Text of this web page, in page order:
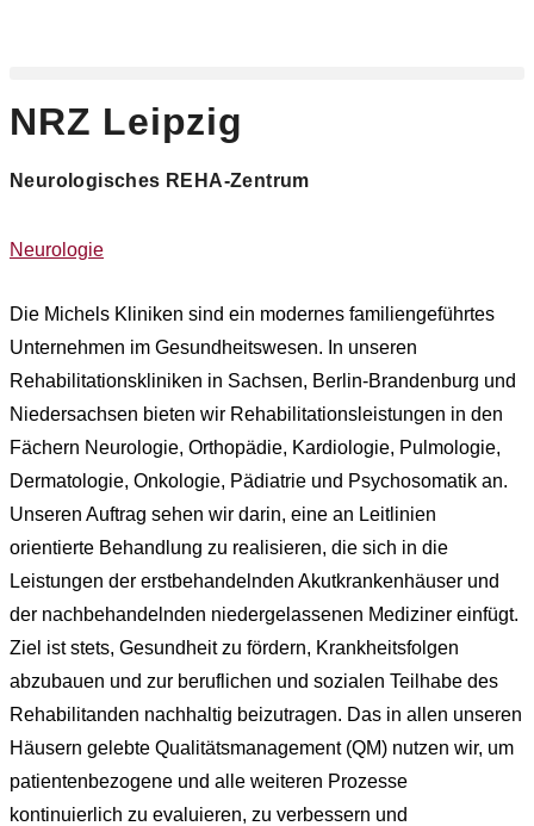
NRZ Leipzig
Neurologisches REHA-Zentrum
Neurologie
Die Michels Kliniken sind ein modernes familiengeführtes
Unternehmen im Gesundheitswesen. In unseren
Rehabilitationskliniken in Sachsen, Berlin-Brandenburg und
Niedersachsen bieten wir Rehabilitationsleistungen in den
Fächern Neurologie, Orthopädie, Kardiologie, Pulmologie,
Dermatologie, Onkologie, Pädiatrie und Psychosomatik an.
Unseren Auftrag sehen wir darin, eine an Leitlinien
orientierte Behandlung zu realisieren, die sich in die
Leistungen der erstbehandelnden Akutkrankenhäuser und
der nachbehandelnden niedergelassenen Mediziner einfügt.
Ziel ist stets, Gesundheit zu fördern, Krankheitsfolgen
abzubauen und zur beruflichen und sozialen Teilhabe des
Rehabilitanden nachhaltig beizutragen. Das in allen unseren
Häusern gelebte Qualitätsmanagement (QM) nutzen wir, um
patientenbezogene und alle weiteren Prozesse
kontinuierlich zu evaluieren, zu verbessern und